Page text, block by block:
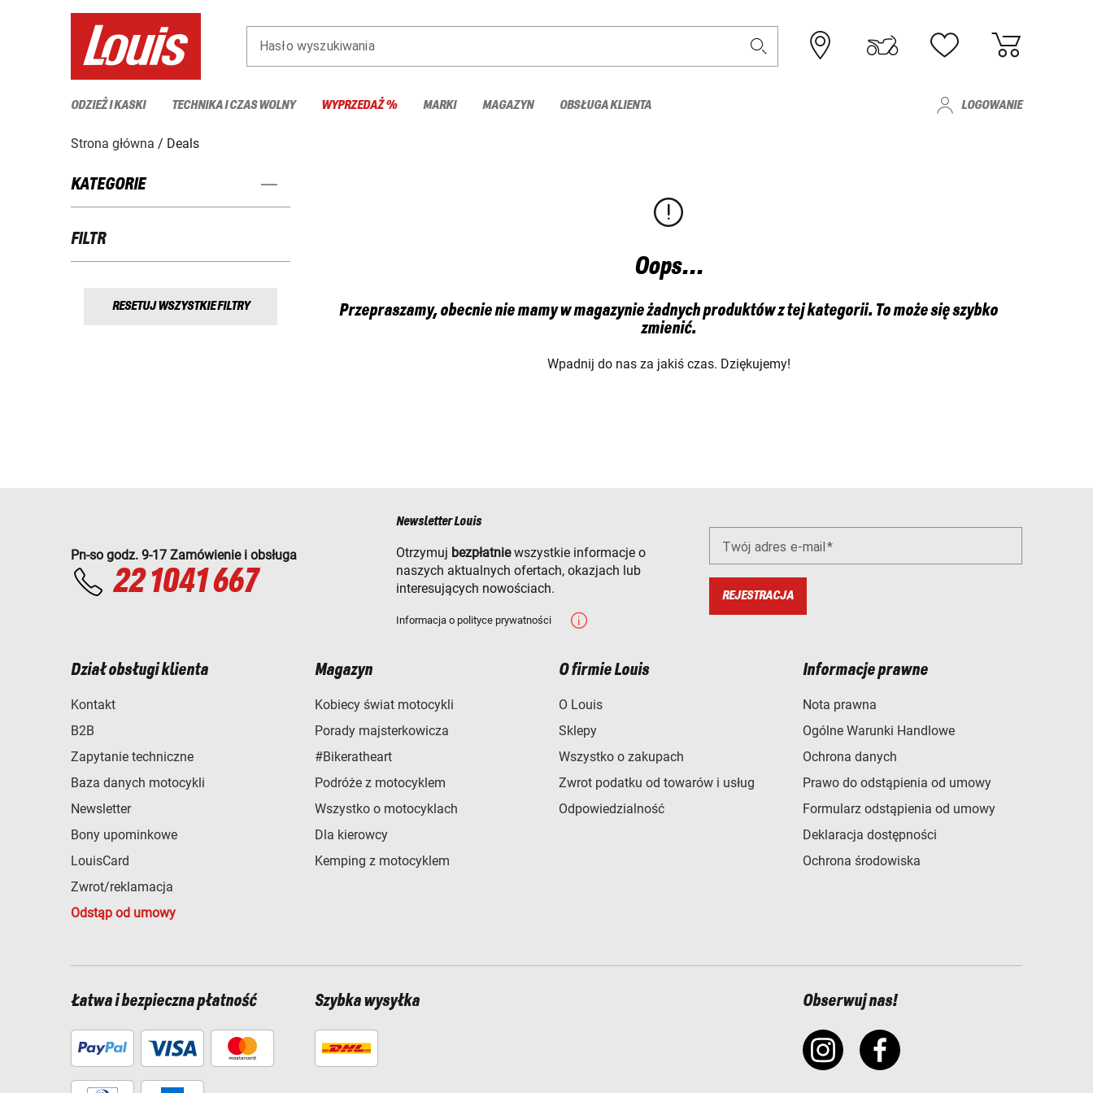
Hasło wyszukiwania
ODZIEŻ I KASKI TECHNIKA I CZAS WOLNY WYPRZEDAŻ % MARKI MAGAZYN OBSŁUGA KLIENTA LOGOWANIE
Strona główna Deals
KATEGORIE
FILTR
RESETUJ WSZYSTKIE FILTRY
Oops...
Przepraszamy, obecnie nie mamy w magazynie żadnych produktów z tej kategorii. To może się szybko
zmienić.
Wpadnij do nas za jakiś czas. Dziękujemy!
Pn-so godz. 9-17 Zamówienie i obsługa
22 1041 667
Newsletter Louis
Otrzymuj bezpłatniewszystkie informacje o
naszych aktualnych ofertach, okazjach lub
interesujących nowościach.
Informacja o polityce prywatności
Twój adres e-mail
REJESTRACJA
Dział obsługi klienta
Kontakt
B2B
Zapytanie techniczne
Baza danych motocykli
Newsletter
Bony upominkowe
LouisCard
Zwrot/reklamacja
Odstąp od umowy
Magazyn
Kobiecy świat motocykli
Porady majsterkowicza
#Bikeratheart
Podróże z motocyklem
Wszystko o motocyklach
Dla kierowcy
Kemping z motocyklem
O firmie Louis
O Louis
Sklepy
Wszystko o zakupach
Zwrot podatku od towarów i usług
Odpowiedzialność
Informacje prawne
Nota prawna
Ogólne Warunki Handlowe
Ochrona danych
Prawo do odstąpienia od umowy
Formularz odstąpienia od umowy
Deklaracja dostępności
Ochrona środowiska
Łatwa i bezpieczna płatność Szybka wysyłka Obserwuj nas!